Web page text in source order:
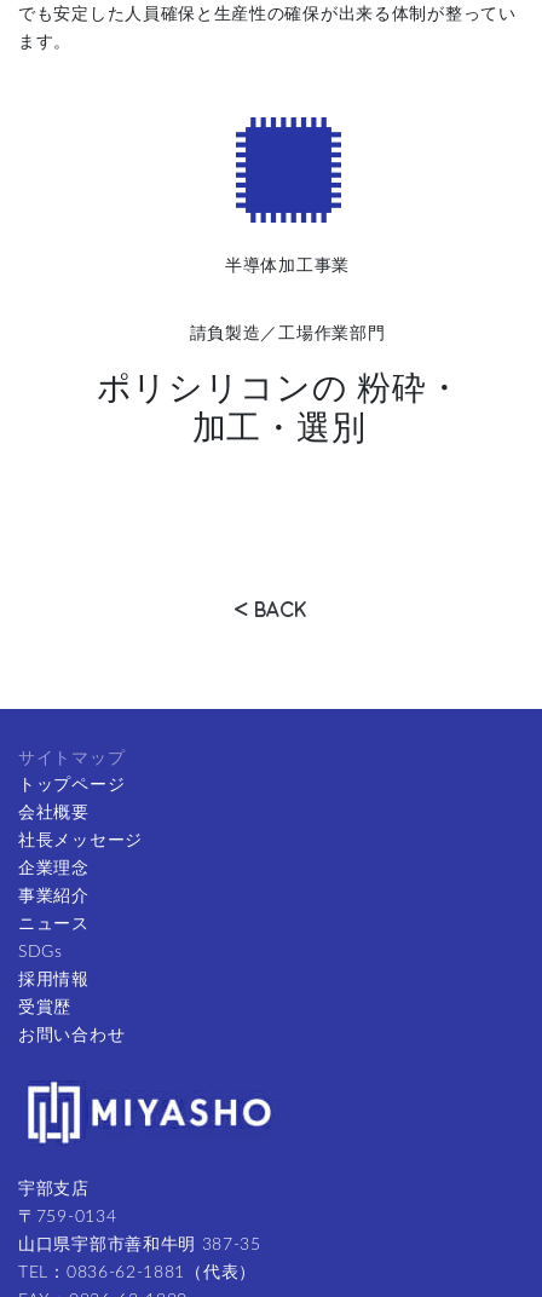
でも安定した人員確保と生産性の確保が出来る体制が整ってい
ます。
半導体加工事業
請負製造／工場作業部門
ポリシリコンの 粉砕・
加工・選別
BACK
サイトマップ
トップページ
会社概要
社長メッセージ
企業理念
事業紹介
ニュース
SDGs
採用情報
受賞歴
お問い合わせ
宇部支店
〒759-0134
山口県宇部市善和牛明 387-35
TEL：0836-62-1881（代表）